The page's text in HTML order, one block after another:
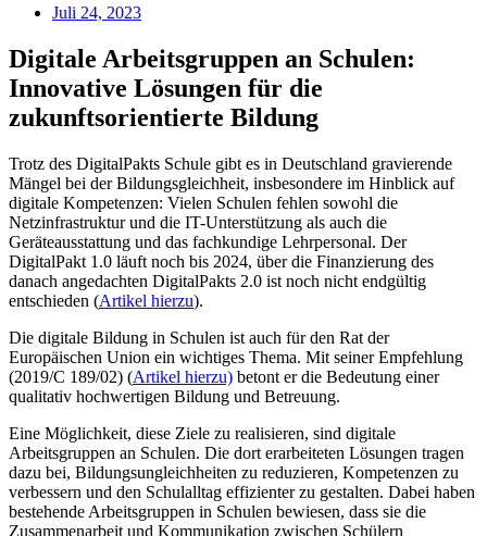
Juli 24, 2023
Digitale Arbeitsgruppen an Schulen:
Innovative Lösungen für die
zukunftsorientierte Bildung
Trotz des DigitalPakts Schule gibt es in Deutschland gravierende
Mängel bei der Bildungsgleichheit, insbesondere im Hinblick auf
digitale Kompetenzen: Vielen Schulen fehlen sowohl die
Netzinfrastruktur und die IT-Unterstützung als auch die
Geräteausstattung und das fachkundige Lehrpersonal. Der
DigitalPakt 1.0 läuft noch bis 2024, über die Finanzierung des
danach angedachten DigitalPakts 2.0 ist noch nicht endgültig
entschieden (Artikel hierzu).
Die digitale Bildung in Schulen ist auch für den Rat der
Europäischen Union ein wichtiges Thema. Mit seiner Empfehlung
(2019/C 189/02) (Artikel hierzu) betont er die Bedeutung einer
qualitativ hochwertigen Bildung und Betreuung.
Eine Möglichkeit, diese Ziele zu realisieren, sind digitale
Arbeitsgruppen an Schulen. Die dort erarbeiteten Lösungen tragen
dazu bei, Bildungsungleichheiten zu reduzieren, Kompetenzen zu
verbessern und den Schulalltag effizienter zu gestalten. Dabei haben
bestehende Arbeitsgruppen in Schulen bewiesen, dass sie die
Zusammenarbeit und Kommunikation zwischen Schülern